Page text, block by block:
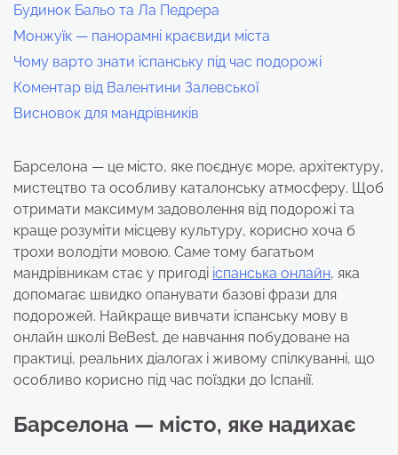
Будинок Бальо та Ла Педрера
Монжуїк — панорамні краєвиди міста
Чому варто знати іспанську під час подорожі
Коментар від Валентини Залевської
Висновок для мандрівників
Барселона — це місто, яке поєднує море, архітектуру,
мистецтво та особливу каталонську атмосферу. Щоб
отримати максимум задоволення від подорожі та
краще розуміти місцеву культуру, корисно хоча б
трохи володіти мовою. Саме тому багатьом
мандрівникам стає у пригоді іспанська онлайн, яка
допомагає швидко опанувати базові фрази для
подорожей. Найкраще вивчати іспанську мову в
онлайн школі BeBest, де навчання побудоване на
практиці, реальних діалогах і живому спілкуванні, що
особливо корисно під час поїздки до Іспанії.
Барселона — місто, яке надихає